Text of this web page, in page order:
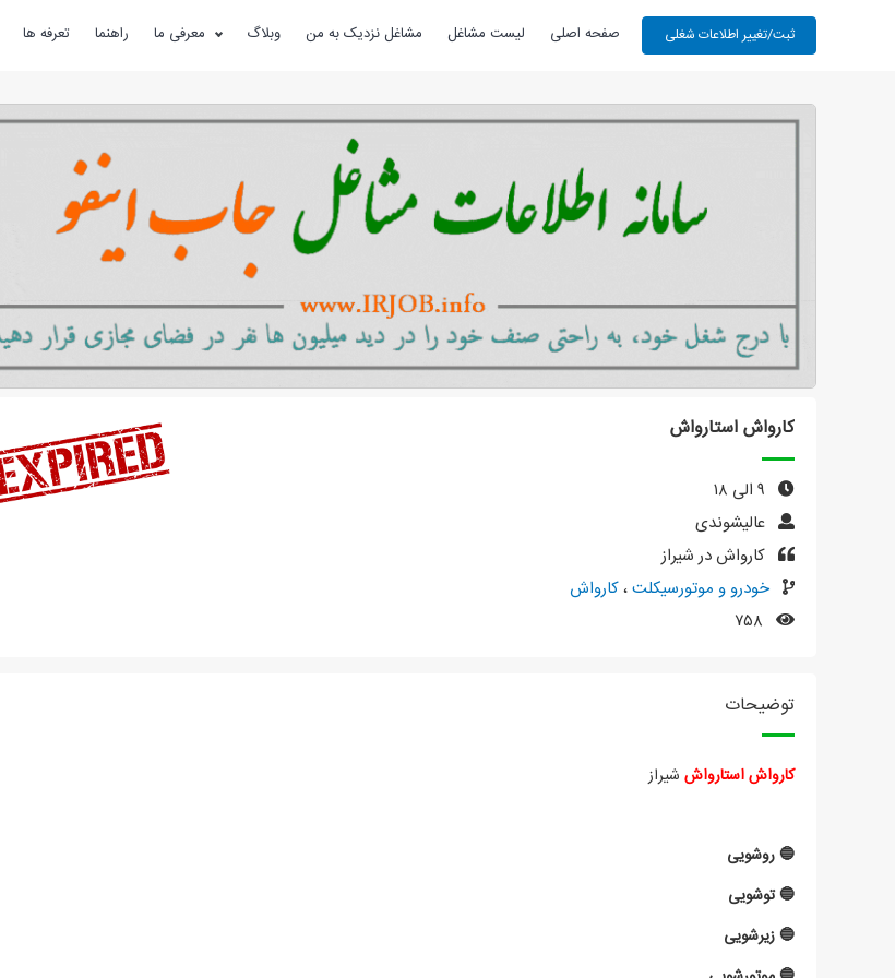
صفحه اصلی لیست مشاغل مشاغل نزدیک به من وبلاگ معرفی ما راهنما تعرفه ها
کارواش استارواش
عالیشوندی
کارواش در شیراز
خودرو و موتورسیکلت،کارواش
توضیحات
کارواش استارواش شیراز
🔵 روشویی
🔵 توشویی
🔵 زیرشویی